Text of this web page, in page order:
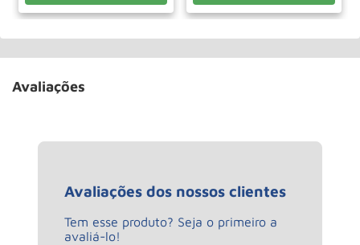
Avaliações
Avaliações dos nossos clientes
Tem esse produto? Seja o primeiro a
avaliá-lo!